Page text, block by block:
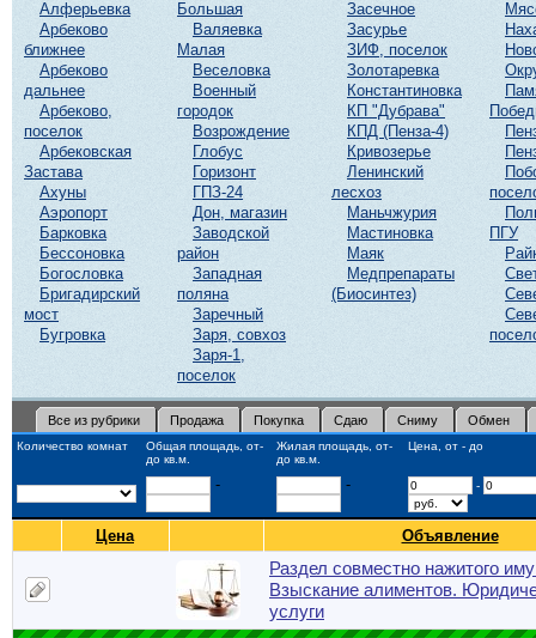
Алферьевка
Арбеково
ближнее
Арбеково
дальнее
Арбеково,
поселок
Арбековская
Застава
Ахуны
Аэропорт
Барковка
Бессоновка
Богословка
Бригадирский
мост
Бугровка
Большая
Валяевка
Малая
Веселовка
Военный
городок
Возрождение
Глобус
Горизонт
ГПЗ-24
Дон, магазин
Заводской
район
Западная
поляна
Заречный
Заря, совхоз
Заря-1,
поселок
Засечное
Засурье
ЗИФ, поселок
Золотаревка
Константиновка
КП "Дубрава"
КПД (Пенза-4)
Кривозерье
Ленинский
лесхоз
Маньчжурия
Мастиновка
Маяк
Медпрепараты
(Биосинтез)
ПГУ
Все из рубрики Продажа Покупка Сдаю Сниму Обмен
Количество комнат
Общая площадь, от-
до кв.м.
Жилая площадь, от-
до кв.м.
Цена, от - до
- - -
Цена Объявление
Раздел совместно нажитого
Взыскание алиментов.
услуги